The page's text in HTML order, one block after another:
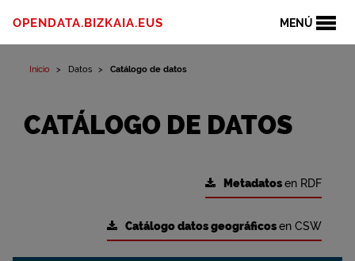
MENÚ
OPENDATA.BIZKAIA.EUS
Inicio Datos Catálogo de datos
CATÁLOGO DE DATOS
Metadatosen RDF
Catálogo datos geográficosen CSW